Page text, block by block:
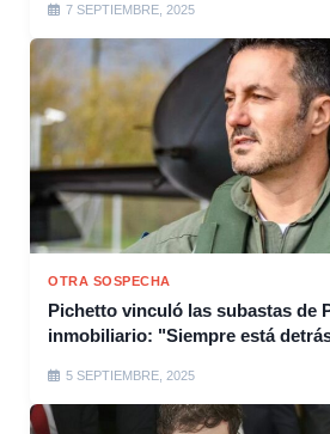
7 SEPTIEMBRE, 2025
OTRA SOSPECHA
Pichetto vinculó las subastas de
inmobiliario: "Siempre está
5 SEPTIEMBRE, 2025